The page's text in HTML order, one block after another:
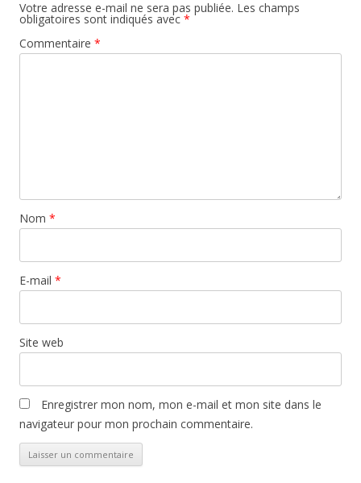
Votre adresse e-mail ne sera pas publiée. Les champs
obligatoires sont indiqués avec *
Commentaire *
Nom *
E-mail *
Site web
Enregistrer mon nom, mon e-mail et mon site dans le
navigateur pour mon prochain commentaire.